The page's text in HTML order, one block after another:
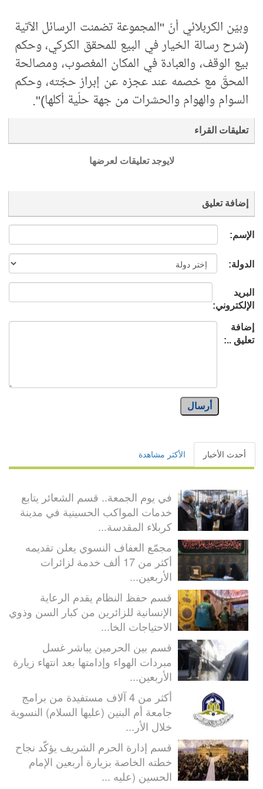
وبيّن الكربلائي أنّ "المجموعة تضمنت الرسائل الآتية
(شرح رسالة الخيار في البيع للمحقق الكركي، وحكم
بيع الوقف، والعبادة في المكان المغصوب، ومصالحة
المحقّ مع خصمه عند عجزه عن إبراز حجّته، وحكم
السوام والهوام والحشرات من جهة حلّية أكلها)".
تعليقات القراء
لايوجد تعليقات لعرضها
إضافة تعليق
الإسم:
الدولة:
البريد
الإلكتروني:
إضافة
تعليق ..:
أرسال
أحدث الأخبار الأكثر مشاهدة
في يوم الجمعة.. قسم الشعائر يتابع
خدمات المواكب الحسينية في مدينة
كربلاء المقدسة...
مجمّع العفاف النسوي يعلن تقديمه
أكثر من 17 ألف خدمة لزائرات
الأربعين...
قسم حفظ النظام يقدم الرعاية
الإنسانية للزائرين من كبار السن وذوي
الاحتياجات الخا...
قسم بين الحرمين يباشر غسل
مبردات الهواء وإدامتها بعد انتهاء زيارة
الأربعين...
أكثر من 4 آلاف مستفيدة من برامج
جامعة أم البنين (عليها السلام) النسوية
خلال الأر...
قسم إدارة الحرم الشريف يؤكّد نجاح
خطته الخاصة بزيارة أربعين الإمام
الحسين (عليه ...